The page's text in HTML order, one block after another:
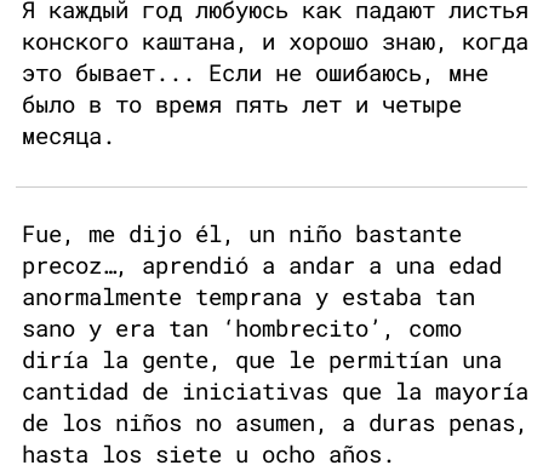
Я каждый год любуюсь как падают листья
конского каштана, и хорошо знаю, когда
это бывает... Если не ошибаюсь, мне
было в то время пять лет и четыре
месяца.
Fue, me dijo él, un niño bastante
precoz…, aprendió a andar a una edad
anormalmente temprana y estaba tan
sano y era tan ‘hombrecito’, como
diría la gente, que le permitían una
cantidad de iniciativas que la mayoría
de los niños no asumen, a duras penas,
hasta los siete u ocho años.